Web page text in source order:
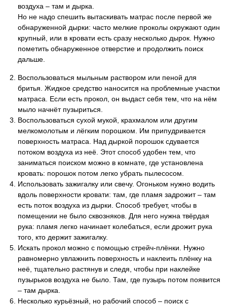
воздуха – там и дырка.
Но не надо спешить вытаскивать матрас после первой же
обнаруженной дырки: часто мелкие проколы окружают один
крупный, или в кровати есть сразу несколько дырок. Нужно
пометить обнаруженное отверстие и продолжить поиск
дальше.
Воспользоваться мыльным раствором или пеной для
бритья. Жидкое средство наносится на проблемные участки
матраса. Если есть прокол, он выдаст себя тем, что на нём
мыло начнёт пузыриться.
Воспользоваться сухой мукой, крахмалом или другим
мелкомолотым и лёгким порошком. Им припудривается
поверхность матраса. Над дыркой порошок сдувается
потоком воздуха из неё. Этот способ удобен тем, что
заниматься поиском можно в комнате, где установлена
кровать: порошок потом легко убрать пылесосом.
Использовать зажигалку или свечу. Огоньком нужно водить
вдоль поверхности кровати: там, где пламя задрожит – там
есть поток воздуха из дырки. Способ требует, чтобы в
помещении не было сквозняков. Для него нужна твёрдая
рука: пламя легко начинает колебаться, если дрожит рука
того, кто держит зажигалку.
Искать прокол можно с помощью стрейч-плёнки. Нужно
равномерно увлажнить поверхность и наклеить плёнку на
неё, тщательно растянув и следя, чтобы при наклейке
пузырьков воздуха не было. Там, где пузырь потом появится
– там дырка.
Несколько курьёзный, но рабочий способ – поиск с